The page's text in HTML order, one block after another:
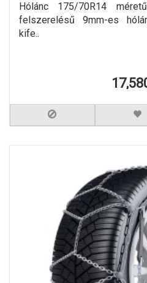
Hólánc 175/70R14
felszerelésű 9mm-es
kife..